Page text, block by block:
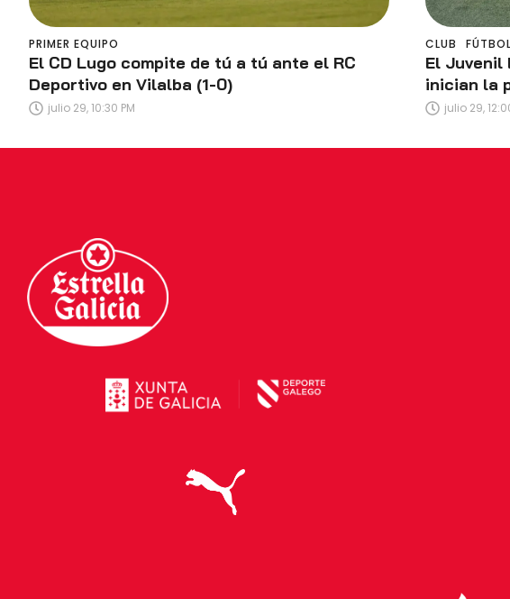
PRIMER EQUIPO
El CD Lugo compite de tú a tú ante el RC
Deportivo en Vilalba (1-0)
julio 29, 10:30 PM
CLUB
El Juvenil
inician la
julio 29,